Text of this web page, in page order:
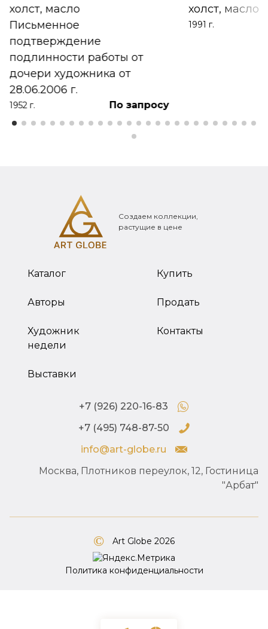
холст, масло
Письменное
подтверждение
подлинности работы от
дочери художника от
28.06.2006 г.
1952 г. По запросу
холст, масло
1991 г.
Создаем коллекции,
растущие в цене
Каталог
Авторы
Художник
недели
Выставки
Купить
Продать
Контакты
+7 (926) 220-16-83
+7 (495) 748-87-50
info@art-globe.ru
Москва, Плотников переулок, 12, Гостиница
"Арбат"
Art Globe 2026
Политика конфиденциальности